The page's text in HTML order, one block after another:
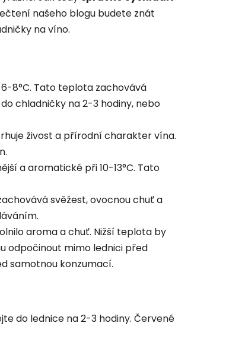
našeho blogu budete znát
na víno.
8°C. Tato teplota zachovává
chladničky na 2-3 hodiny, nebo
živost a přírodní charakter vína.
a aromatické při 10-13°C. Tato
svěžest, ovocnou chuť a
aroma a chuť. Nižší teplota by
odpočinout mimo lednici před
samotnou konzumací.
do lednice na 2-3 hodiny. Červené